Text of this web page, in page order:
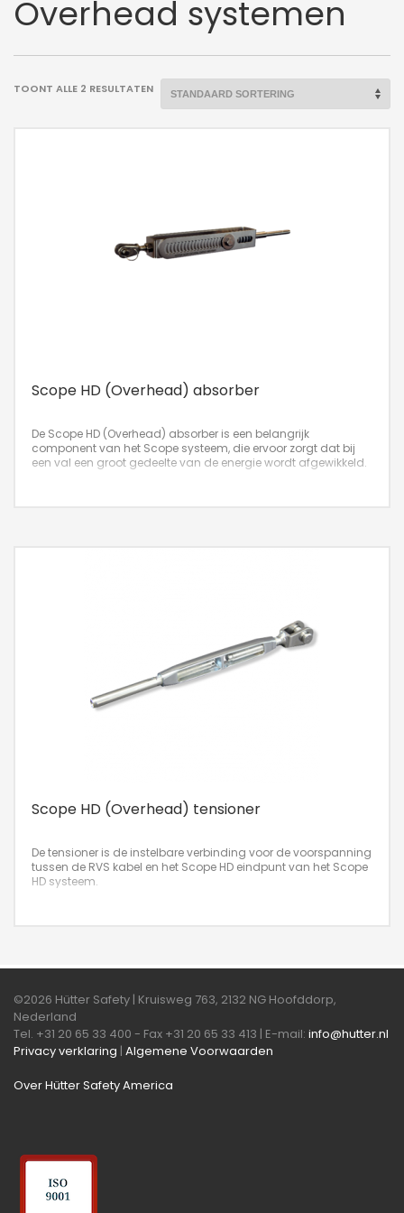
Overhead systemen
TOONT ALLE 2 RESULTATEN
Scope HD (Overhead) absorber
De Scope HD (Overhead) absorber is een belangrijk
component van het Scope systeem, die ervoor zorgt dat bij
een val een groot gedeelte van de energie wordt afgewikkeld.
Scope HD (Overhead) tensioner
De tensioner is de instelbare verbinding voor de voorspanning
tussen de RVS kabel en het Scope HD eindpunt van het Scope
HD systeem.
©2026 Hütter Safety | Kruisweg 763, 2132 NG Hoofddorp,
Nederland
Tel. +31 20 65 33 400 - Fax +31 20 65 33 413 | E-mail: info@hutter.nl
Privacy verklaring | Algemene Voorwaarden
Over Hütter Safety America